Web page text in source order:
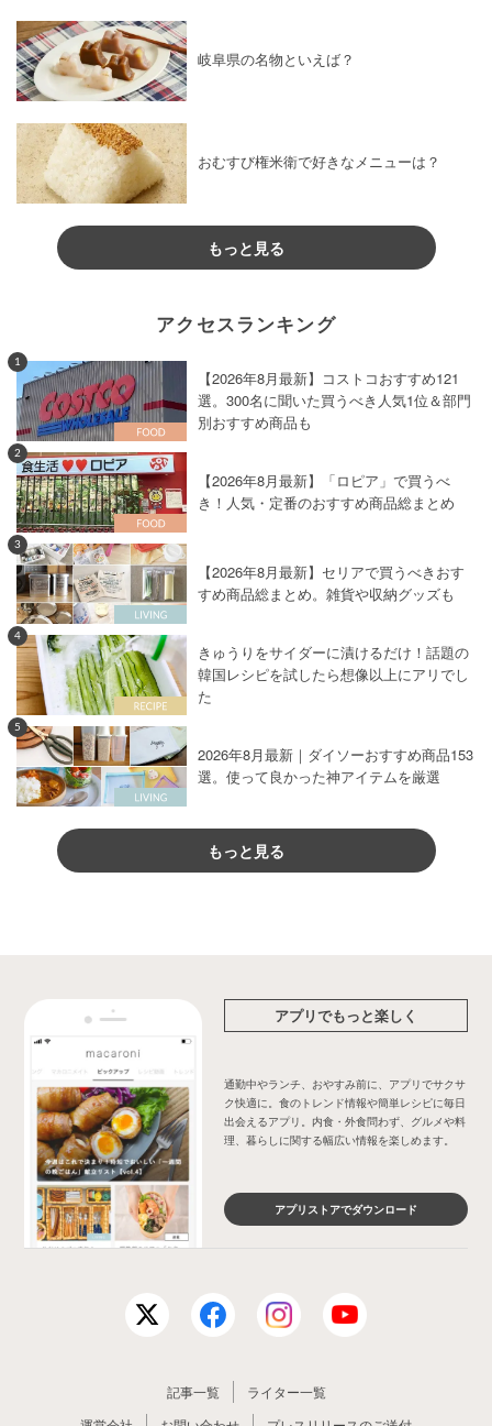
岐阜県の名物といえば？
おむすび権米衛で好きなメニューは？
もっと見る
アクセスランキング
1
【2026年8月最新】コストコおすすめ121
選。300名に聞いた買うべき人気1位＆部門
別おすすめ商品も
2
【2026年8月最新】「ロピア」で買うべ
き！人気・定番のおすすめ商品総まとめ
3
【2026年8月最新】セリアで買うべきおす
すめ商品総まとめ。雑貨や収納グッズも
4
きゅうりをサイダーに漬けるだけ！話題の
韓国レシピを試したら想像以上にアリでし
た
5
2026年8月最新｜ダイソーおすすめ商品153
選。使って良かった神アイテムを厳選
もっと見る
アプリでもっと楽しく
通勤中やランチ、おやすみ前に、アプリでサクサ
ク快適に。食のトレンド情報や簡単レシピに毎日
出会えるアプリ。内食・外食問わず、グルメや料
理、暮らしに関する幅広い情報を楽しめます。
アプリストアでダウンロード
記事一覧
ライター一覧